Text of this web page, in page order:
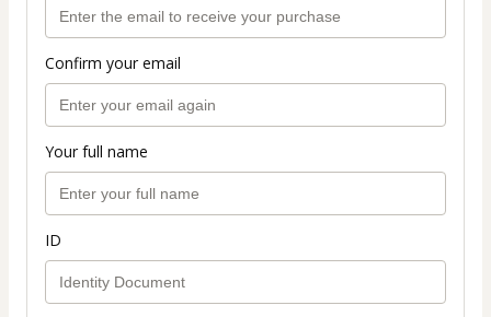
Confirm your email
Your full name
ID